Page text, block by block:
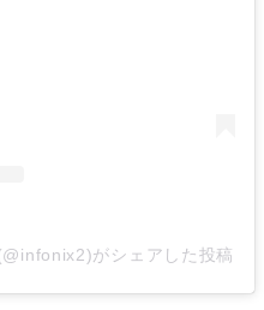
がシェアした投稿